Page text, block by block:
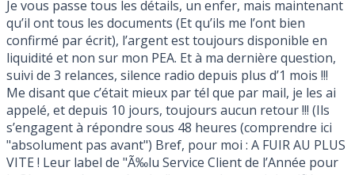
Je vous passe tous les détails, un enfer, mais maintenant
qu’il ont tous les documents (Et qu’ils me l’ont bien
confirmé par écrit), l’argent est toujours disponible en
liquidité et non sur mon PEA. Et à ma dernière question,
suivi de 3 relances, silence radio depuis plus d’1 mois !!!
Me disant que c’était mieux par tél que par mail, je les ai
appelé, et depuis 10 jours, toujours aucun retour !!! (Ils
s’engagent à répondre sous 48 heures (comprendre ici
"absolument pas avant") Bref, pour moi : A FUIR AU PLUS
VITE ! Leur label de "Ã‰lu Service Client de l’Année pour